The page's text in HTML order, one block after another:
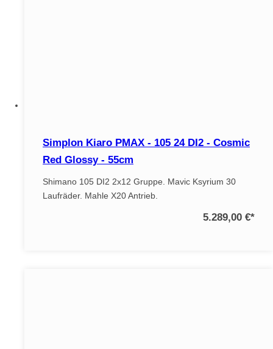
Simplon Kiaro PMAX - 105 24 DI2 - Cosmic
Red Glossy - 55cm
Shimano 105 DI2 2x12 Gruppe. Mavic Ksyrium 30
Laufräder. Mahle X20 Antrieb.
5.289,00 €*